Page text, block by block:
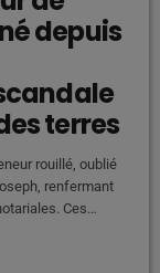
depuis
terres
rouillé, oublié
renfermant
Ces
TEANOR